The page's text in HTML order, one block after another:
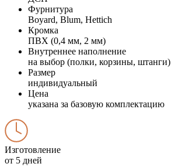
Фурнитура
Boyard, Blum, Hettich
Кромка
ПВХ (0,4 мм, 2 мм)
Внутреннее наполнение
на выбор (полки, корзины, штанги)
Размер
индивидуальный
Цена
указана за базовую комплектацию
Изготовление
от 5 дней